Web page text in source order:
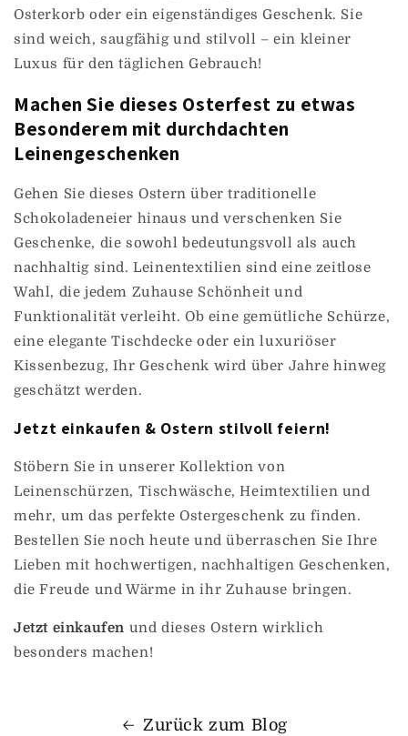
Osterkorb oder ein eigenständiges Geschenk. Sie
sind weich, saugfähig und stilvoll – ein kleiner
Luxus für den täglichen Gebrauch!
Machen Sie dieses Osterfest zu etwas
Besonderem mit durchdachten
Leinengeschenken
Gehen Sie dieses Ostern über traditionelle
Schokoladeneier hinaus und verschenken Sie
Geschenke, die sowohl bedeutungsvoll als auch
nachhaltig sind. Leinentextilien sind eine zeitlose
Wahl, die jedem Zuhause Schönheit und
Funktionalität verleiht. Ob eine gemütliche Schürze,
eine elegante Tischdecke oder ein luxuriöser
Kissenbezug, Ihr Geschenk wird über Jahre hinweg
geschätzt werden.
Jetzt einkaufen & Ostern stilvoll feiern!
Stöbern Sie in unserer Kollektion von
Leinenschürzen, Tischwäsche, Heimtextilien und
mehr, um das perfekte Ostergeschenk zu finden.
Bestellen Sie noch heute und überraschen Sie Ihre
Lieben mit hochwertigen, nachhaltigen Geschenken,
die Freude und Wärme in ihr Zuhause bringen.
Jetzt einkaufen und dieses Ostern wirklich
besonders machen!
Zurück zum Blog